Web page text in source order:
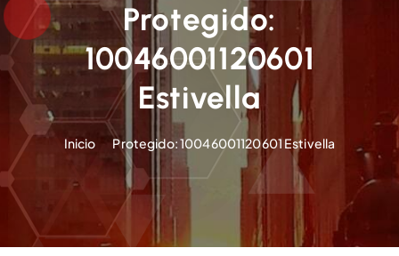
Protegido:
10046001120601
Estivella
Inicio Protegido: 10046001120601 Estivella